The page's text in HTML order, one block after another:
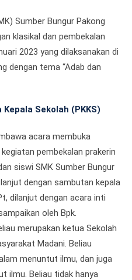
Sumber Bungur Pakong
klasikal dan pembekalan
2023 yang dilaksanakan di
dengan tema “Adab dan
Sekolah (PKKS)
acara membuka
pembekalan prakerin
siswi SMK Sumber Bungur
dengan sambutan kepala
dilanjut dengan acara inti
oleh Bpk.
merupakan ketua Sekolah
Madani. Beliau
menuntut ilmu, dan juga
ilmu. Beliau tidak hanya